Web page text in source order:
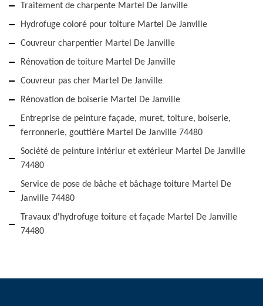
Traitement de charpente Martel De Janville
Hydrofuge coloré pour toiture Martel De Janville
Couvreur charpentier Martel De Janville
Rénovation de toiture Martel De Janville
Couvreur pas cher Martel De Janville
Rénovation de boiserie Martel De Janville
Entreprise de peinture façade, muret, toiture, boiserie,
ferronnerie, gouttière Martel De Janville 74480
Société de peinture intériur et extérieur Martel De Janville
74480
Service de pose de bâche et bâchage toiture Martel De
Janville 74480
Travaux d'hydrofuge toiture et façade Martel De Janville
74480